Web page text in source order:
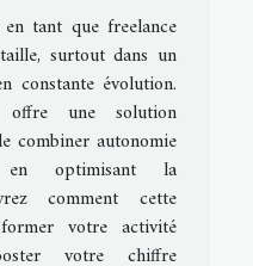
tant que freelance
surtout dans un
constante évolution.
une solution
combiner autonomie
optimisant la
comment cette
votre activité
votre chiffre